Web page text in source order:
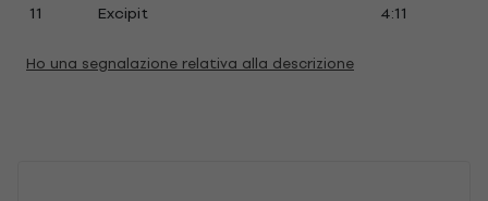
11
Excipit 4:11
Ho una segnalazione relativa alla descrizione